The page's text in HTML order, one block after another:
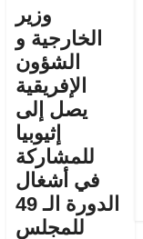
وزير
الخارجية و
الشؤون
الإفريقية
يصل إلى
إثيوبيا
للمشاركة
في أشغال
الدورة الـ 49
للمجلس